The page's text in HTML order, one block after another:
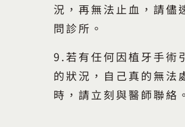
況，再無法止血，請儘
問診所。
9.若有任何因植牙手術
的狀況，自己真的無法
時，請立刻與醫師聯絡。